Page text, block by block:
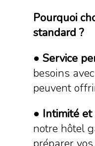
Pourquoi
standard ?
●Service
besoins
peuvent
● Intimité et
notre hôtel